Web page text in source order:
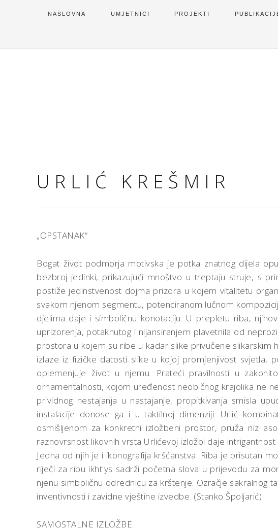
NASLOVNA UMJETNICI PROJEKTI
URLIĆ KREŠMIR
„OPSTANAK“
Bogat život podmorja motivska je potka znatnog dijela
bezbroj jedinki, prikazujući mnoštvo u treptaju struje, s
postiže jedinstvenost dojma prizora u kojem vitalitetu
svakom njenom segmentu, potenciranom lučnom
djelima daje i simboličnu konotaciju. U prepletu riba,
uprizorenja, potaknutog i nijansiranjem plavetnila od
prostora u kojem su ribe u kadar slike privučene slikarskim
izlaze iz fizičke datosti slike u kojoj promjenjivost svjetla,
oplemenjuje život u njemu. Prateći pravilnosti u
ornamentalnosti, kojom uređenost neobičnog krajolika ne
prividnog nestajanja u nastajanje, propitkivanja smisla
instalacije donose ga i u taktilnoj dimenziji. Urlić
osmišljenom za konkretni izložbeni prostor, pruža niz
raznovrsnost likovnih vrsta Urlićevoj izložbi daje intrigantnost
Jedna od njih je i ikonografija kršćanstva. Riba je prisutan
riječi za ribu ikht'­­­­­­ys sadrži početna slova u prijevodu za
njenu simboličnu odrednicu za krštenje. Ozračje sakralnog
inventivnosti i zavidne vještine izvedbe. (Stanko Špoljarić)
SAMOSTALNE IZLOŽBE: